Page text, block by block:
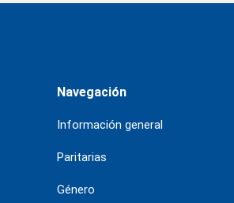
Navegación
Información general
Paritarias
Género